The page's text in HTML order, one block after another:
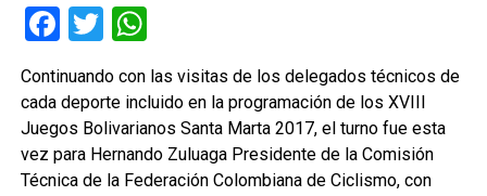
Facebook
TwitterWhatsApp
Continuando con las visitas de los delegados técnicos de
cada deporte incluido en la programación de los XVIII
Juegos Bolivarianos Santa Marta 2017, el turno fue esta
vez para Hernando Zuluaga Presidente de la Comisión
Técnica de la Federación Colombiana de Ciclismo, con